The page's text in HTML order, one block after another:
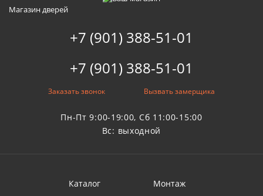
Магазин дверей
+7 (901) 388-51-01
+7 (901) 388-51-01
Заказать звонок Вызвать замерщика
Пн-Пт 9:00-19:00, Сб 11:00-15:00
Вс: выходной
Каталог Монтаж